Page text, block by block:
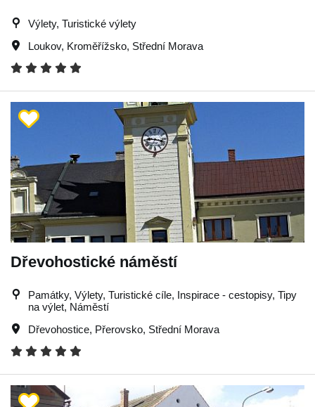
Výlety, Turistické výlety
Loukov, Kroměřížsko, Střední Morava
Dřevohostické náměstí
Památky, Výlety, Turistické cíle, Inspirace - cestopisy, Tipy
na výlet, Náměstí
Dřevohostice, Přerovsko, Střední Morava